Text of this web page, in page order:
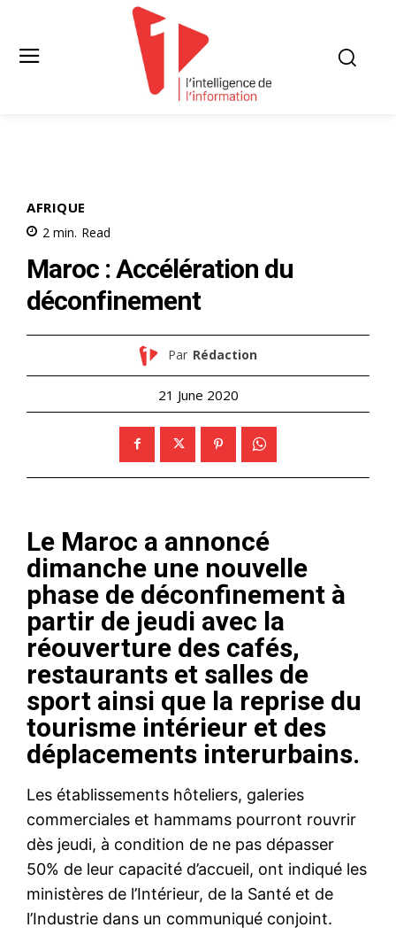
AFRIQUE
2 min. Read
Maroc : Accélération du
déconfinement
Par Rédaction
21 June 2020
Le Maroc a annoncé
dimanche une nouvelle
phase de déconfinement à
partir de jeudi avec la
réouverture des cafés,
restaurants et salles de
sport ainsi que la reprise du
tourisme intérieur et des
déplacements interurbains.
Les établissements hôteliers, galeries
commerciales et hammams pourront rouvrir
dès jeudi, à condition de ne pas dépasser
50% de leur capacité d’accueil, ont indiqué les
ministères de l’Intérieur, de la Santé et de
l’Industrie dans un communiqué conjoint.